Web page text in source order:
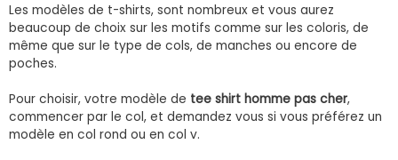
Les modèles de t-shirts, sont nombreux et vous aurez
beaucoup de choix sur les motifs comme sur les coloris, de
même que sur le type de cols, de manches ou encore de
poches.
Pour choisir, votre modèle de tee shirt homme pas cher,
commencer par le col, et demandez vous si vous préférez un
modèle en col rond ou en col v.